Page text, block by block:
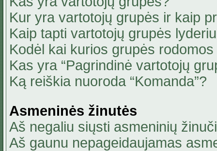
Kur yra vartotojų grupės ir kaip
Kaip tapti vartotojų grupės
Kodėl kai kurios grupės
Kas yra “Pagrindinė vartotojų
Ką reiškia nuoroda “Komanda”?
Asmeninės žinutės
Aš negaliu siųsti asmeninių
Aš gaunu nepageidaujamas